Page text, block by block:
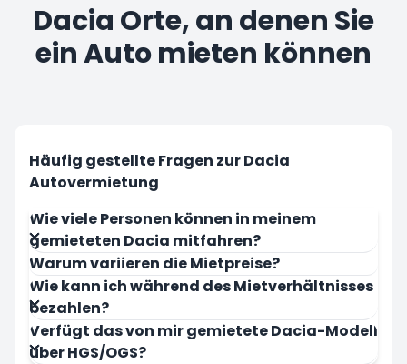
Dacia Orte, an denen Sie
ein Auto mieten können
Häufig gestellte Fragen zur Dacia
Autovermietung
Wie viele Personen können in meinem
gemieteten Dacia mitfahren?
Warum variieren die Mietpreise?
Wie kann ich während des Mietverhältnisses
bezahlen?
Verfügt das von mir gemietete Dacia-Modell
über HGS/OGS?